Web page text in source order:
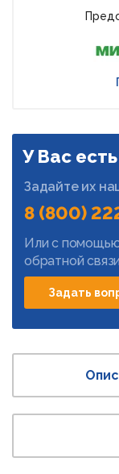
У Вас
Задайте их
8 (800)
Или с
обратной связи
Задать